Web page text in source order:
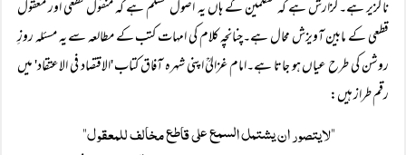
ناگزیر ہے۔گزارش ہے کہ متکلمین کے ہاں یہ اصول مسلم ہے کہ منقول قطعی اور معقول
قطعی کے مابین آویزش محال ہے۔چنانچہ کلام کی امہات کتب کے مطالعہ سے یہ مسئلہ روزِ
روشن کی طرح عیاں ہو جاتا ہے۔امام غزالیؒ اپنی شہرہ آفاق کتاب 'الاقتصاد فی الاعتقاد' میں
رقم طراز ہیں:
"لایتصور ان یشتمل السمع علی قاطع مخالف للمعقول"